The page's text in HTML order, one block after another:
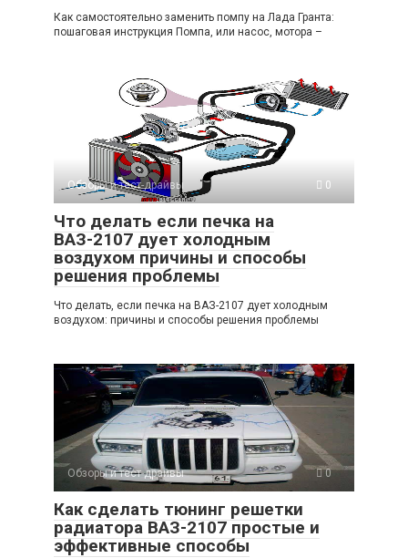
Как самостоятельно заменить помпу на Лада Гранта:
пошаговая инструкция Помпа, или насос, мотора –
Обзоры и тест-драйвы 0
Что делать если печка на
ВАЗ-2107 дует холодным
воздухом причины и способы
решения проблемы
Что делать, если печка на ВАЗ-2107 дует холодным
воздухом: причины и способы решения проблемы
Обзоры и тест-драйвы 0
Как сделать тюнинг решетки
радиатора ВАЗ-2107 простые и
эффективные способы